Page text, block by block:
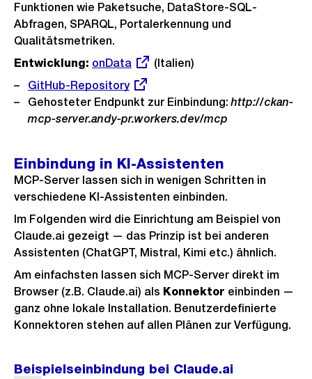
Funktionen wie Paketsuche, DataStore-SQL-
Abfragen, SPARQL, Portalerkennung und
Qualitätsmetriken.
Entwicklung: Externer
Link:
onData
(Italien)
Externer
Link:
GitHub-Repository
Gehosteter Endpunkt zur Einbindung:http://ckan-
mcp-server.andy-pr.workers.dev/mcp
Einbindung in KI-Assistenten
MCP-Server lassen sich in wenigen Schritten in
verschiedene KI-Assistenten einbinden.
Im Folgenden wird die Einrichtung am Beispiel von
Claude.ai gezeigt — das Prinzip ist bei anderen
Assistenten (ChatGPT, Mistral, Kimi etc.) ähnlich.
Am einfachsten lassen sich MCP-Server direkt im
Browser (z.B. Claude.ai) als Konnektor einbinden —
ganz ohne lokale Installation. Benutzerdefinierte
Konnektoren stehen auf allen Plänen zur Verfügung.
Beispielseinbindung bei Claude.ai